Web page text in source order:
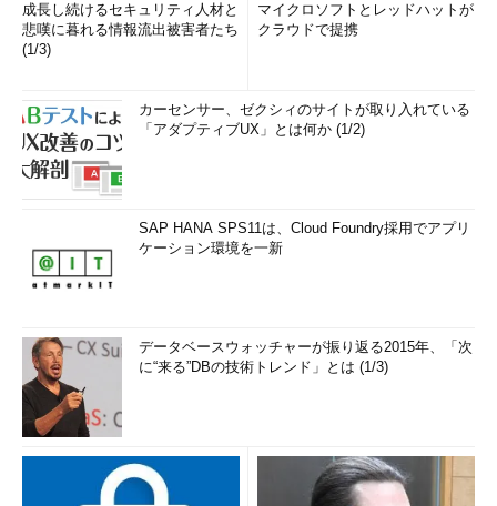
成長し続けるセキュリティ人材と
悲嘆に暮れる情報流出被害者たち
(1/3)
マイクロソフトとレッドハットが
クラウドで提携
カーセンサー、ゼクシィのサイトが取り入れている
「アダプティブUX」とは何か (1/2)
SAP HANA SPS11は、Cloud Foundry採用でアプリ
ケーション環境を一新
データベースウォッチャーが振り返る2015年、「次
に“来る”DBの技術トレンド」とは (1/3)